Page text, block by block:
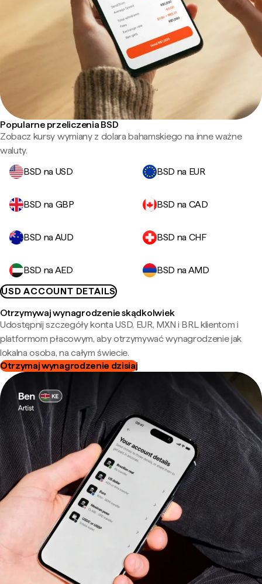
Popularne przeliczenia BSD
Zobacz kursy wymiany z dolara bahamskiego na inne ważne
waluty.
BSD na USD
BSD na EUR
BSD na GBP BSD na CAD
BSD na AUD BSD na CHF
BSD na AED
BSD na AMD
USD ACCOUNT DETAILS
Otrzymywaj wynagrodzenie skądkolwiek
Udostępnij szczegóły konta USD, EUR, MXN i BRL klientom i
platformom płacowym, aby otrzymywać wynagrodzenie jak
lokalna osoba, na całym świecie.
Otrzymaj wynagrodzenie dzisiaj